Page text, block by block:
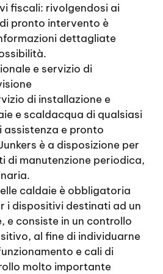
fiscali: rivolgendosi ai
pronto intervento è
dettagliate
e servizio di
di installazione e
e scaldacqua di qualsiasi
assistenza e pronto
è a disposizione per
di manutenzione periodica,
caldaie è obbligatoria
i dispositivi destinati ad un
e consiste in un controllo
al fine di individuarne
e cali di
molto importante